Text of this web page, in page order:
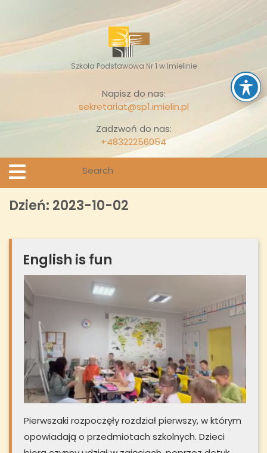
content
Szkoła Podstawowa Nr 1 w Imielinie
Napisz do nas:
sekretariat@sp1.imielin.pl
Zadzwoń do nas:
+48322256054
Open
Menu
Dzień: 2023-10-02
English is fun
Pierwszaki rozpoczęły rozdział pierwszy, w którym
opowiadają o przedmiotach szkolnych. Dzieci